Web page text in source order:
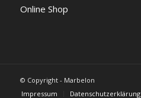
Online Shop
© Copyright - Marbelon
Impressum
Datenschutzerklärung